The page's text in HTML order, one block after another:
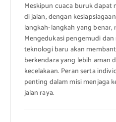
Meskipun cuaca buruk dapat
di jalan, dengan
langkah-langkah yang
Mengedukasi pengemudi
teknologi baru akan
berkendara yang lebih aman
kecelakaan. Peran serta
penting dalam misi menjaga
jalan raya.